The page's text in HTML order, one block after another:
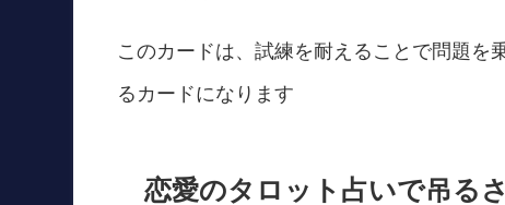
このカードは、試練を耐えることで問題
るカードになります
恋愛のタロット占いで吊る